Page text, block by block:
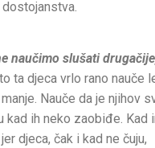
naučimo slušati
ta djeca vrlo rano nauče
Nauče da je njihov
kad ih neko zaobiđe. Kad
djeca, čak i kad ne čuju,